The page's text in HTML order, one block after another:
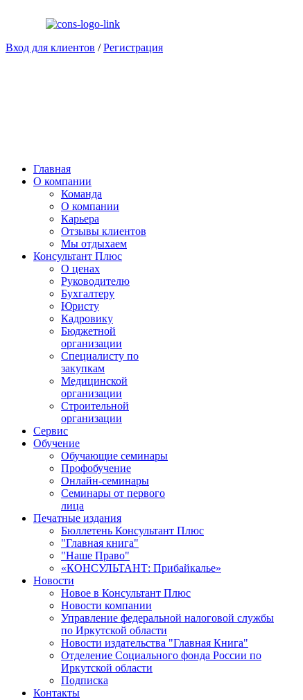
Вход для клиентов /Регистрация
Главная
О компании
Команда
О компании
Карьера
Отзывы клиентов
Мы отдыхаем
Консультант Плюс
О ценах
Руководителю
Бухгалтеру
Юристу
Кадровику
Бюджетной
организации
Специалисту по
закупкам
Медицинской
организации
Строительной
организации
Сервис
Обучение
Обучающие семинары
Профобучение
Онлайн-семинары
Семинары от первого
лица
Печатные издания
Бюллетень Консультант Плюс
"Главная книга"
"Наше Право"
«КОНСУЛЬТАНТ: Прибайкалье»
Новости
Новое в Консультант Плюс
Новости компании
Управление федеральной налоговой службы
по Иркутской области
Новости издательства "Главная Книга"
Отделение Социального фонда России по
Иркутской области
Подписка
Контакты